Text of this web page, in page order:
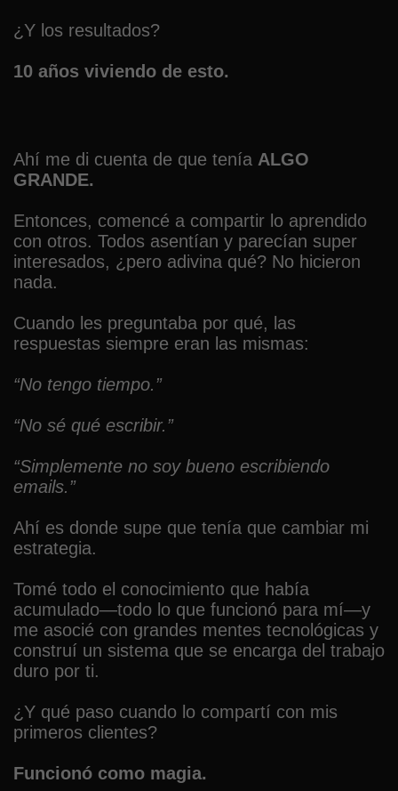
¿Y los resultados?
10 años viviendo de esto.
Ahí me di cuenta de que tenía ALGO
GRANDE.
Entonces, comencé a compartir lo aprendido
con otros. Todos asentían y parecían super
interesados, ¿pero adivina qué? No hicieron
nada.
Cuando les preguntaba por qué, las
respuestas siempre eran las mismas:
“No tengo tiempo.”
“No sé qué escribir.”
“Simplemente no soy bueno escribiendo
emails.”
Ahí es donde supe que tenía que cambiar mi
estrategia.
Tomé todo el conocimiento que había
acumulado—todo lo que funcionó para mí—y
me asocié con grandes mentes tecnológicas y
construí un sistema que se encarga del trabajo
duro por ti.
¿Y qué paso cuando lo compartí con mis
primeros clientes?
Funcionó como magia.